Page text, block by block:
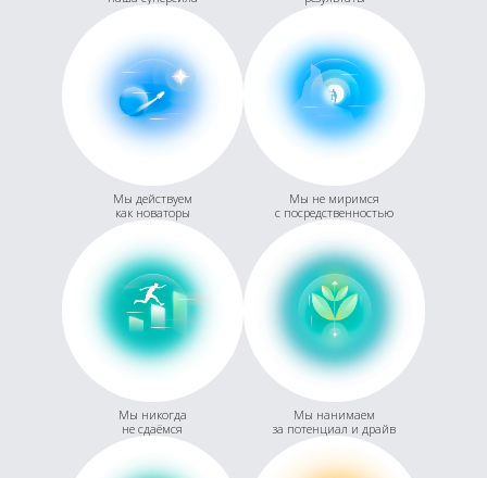
Мы действуем
как новаторы
Мы не миримся
с посредственностью
Мы никогда
не сдаёмся
Мы нанимаем
за потенциал и драйв